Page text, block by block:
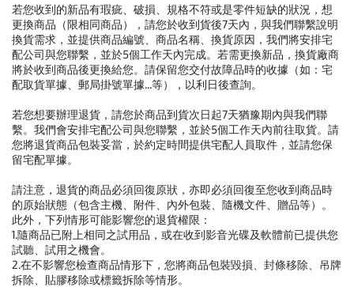
若您收到的新品有瑕疵、破損、規格不符或是零件短缺的狀況，想
更換商品（限相同商品），請您於收到貨後7天內，與我們聯繫說明
換貨需求，並提供商品編號、商品名稱、換貨原因，我們將安排宅
配公司與您聯繫，並於5個工作天內完成。若需更換新品，換貨廠商
將於收到商品後更換給您。請保留您交付故障品時的收據（如：宅
配取貨單據、郵局掛號單據...等），以利日後查詢。
若您想要辦理退貨，請您於商品到貨次日起7天猶豫期內與我們聯
繫。我們會安排宅配公司與您聯繫，並於5個工作天內前往取貨。請
您將退貨商品包裝妥當，於約定時間提供宅配人員取件，並請您保
留宅配單據。
請注意，退貨的商品必須回復原狀，亦即必須回復至您收到商品時
的原始狀態（包含主機、附件、內外包裝、隨機文件、贈品等）。
此外，下列情形可能影響您的退貨權限：
1.隨商品已附上相同之試用品，或在收到影音光碟及軟體前已提供您
試聽、試用之機會。
2.在不影響您檢查商品情形下，您將商品包裝毀損、封條移除、吊牌
拆除、貼膠移除或標籤拆除等情形。